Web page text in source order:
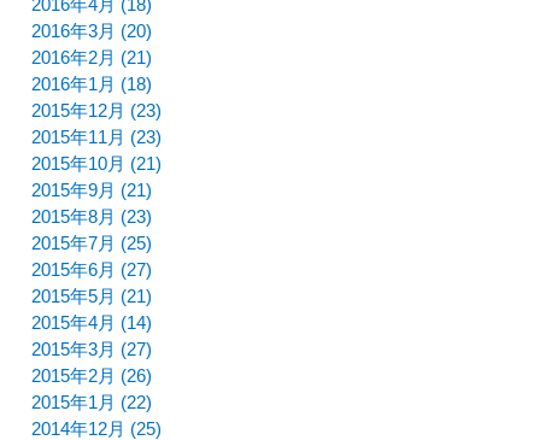
2016年4月 (18)
2016年3月 (20)
2016年2月 (21)
2016年1月 (18)
2015年12月 (23)
2015年11月 (23)
2015年10月 (21)
2015年9月 (21)
2015年8月 (23)
2015年7月 (25)
2015年6月 (27)
2015年5月 (21)
2015年4月 (14)
2015年3月 (27)
2015年2月 (26)
2015年1月 (22)
2014年12月 (25)